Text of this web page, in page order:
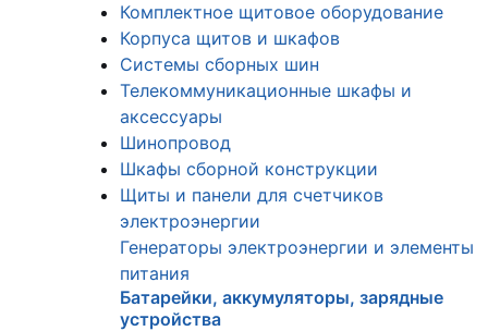
Комплектное щитовое оборудование
Корпуса щитов и шкафов
Системы сборных шин
Телекоммуникационные шкафы и
аксессуары
Шинопровод
Шкафы сборной конструкции
Щиты и панели для счетчиков
электроэнергии
Генераторы электроэнергии и элементы
питания
Батарейки, аккумуляторы, зарядные
устройства